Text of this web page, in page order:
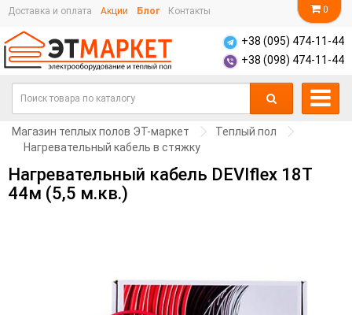
0
Доставка и оплата Акции Блог Контакты
+38 (095) 474-11-44
+38 (098) 474-11-44
Магазин теплых полов ЭТ-маркет
Теплый пол
Нагревательный кабель в стяжку
Нагревательный кабель DEVIflex 18T
44м (5,5 м.кв.)